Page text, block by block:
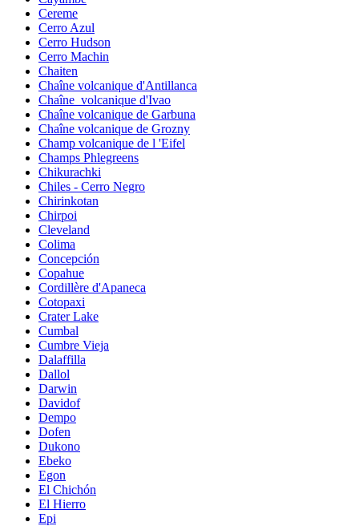
Cereme
Cerro Azul
Cerro Hudson
Cerro Machin
Chaiten
Chaîne volcanique d'Antillanca
Chaîne_volcanique d'Ivao
Chaîne volcanique de Garbuna
Chaîne volcanique de Grozny
Champ volcanique de l 'Eifel
Champs Phlegreens
Chikurachki
Chiles - Cerro Negro
Chirinkotan
Chirpoi
Cleveland
Colima
Concepción
Copahue
Cordillère d'Apaneca
Cotopaxi
Crater Lake
Cumbal
Cumbre Vieja
Dalaffilla
Dallol
Darwin
Davidof
Dempo
Dofen
Dukono
Ebeko
Egon
El Chichón
El Hierro
Epi